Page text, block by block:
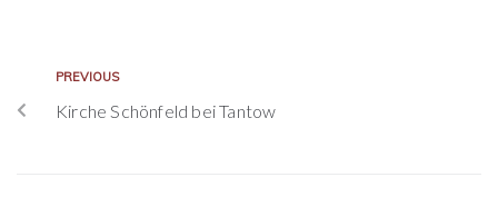
PREVIOUS
Kirche Schönfeld bei Tantow